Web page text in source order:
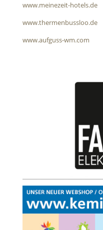
www.meinezeit-hotels.de
www.thermenbussloo.de
www.aufguss-wm.com